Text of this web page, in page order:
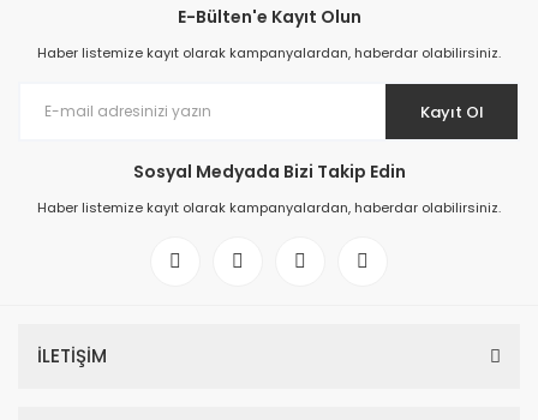
E-Bülten'e Kayıt Olun
Haber listemize kayıt olarak kampanyalardan, haberdar olabilirsiniz.
Kayıt Ol
Sosyal Medyada Bizi Takip Edin
Haber listemize kayıt olarak kampanyalardan, haberdar olabilirsiniz.
İLETİŞİM